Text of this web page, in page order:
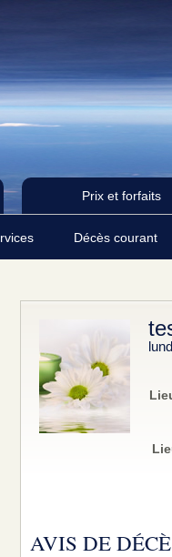
Prix et forfaits
Décès courant
AVIS DE